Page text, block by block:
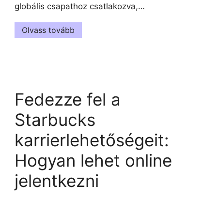
globális csapathoz csatlakozva,…
Olvass tovább
Fedezze fel a
Starbucks
karrierlehetőségeit:
Hogyan lehet online
jelentkezni